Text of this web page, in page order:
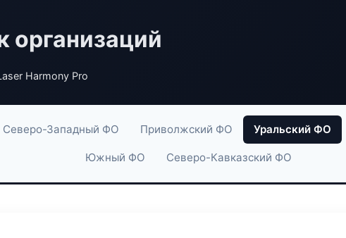
организаций
Harmony Pro
Северо-Западный ФО Приволжский ФО Уральский ФО
Южный ФО Северо-Кавказский ФО